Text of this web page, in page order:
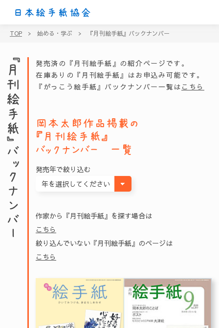
日本絵手紙協会
TOP > 始める・学ぶ > 『月刊絵手紙』バックナンバー
『月刊絵手紙』バックナンバー
発売済の『月刊絵手紙』の紹介ページです。
在庫ありの『月刊絵手紙』はお申込み可能です。
『がっこう絵手紙』バックナンバー一覧は こちら
岡本太郎 作品掲載の
『月刊絵手紙』
バックナンバー 一覧
発売年で絞り込む
作家から『月刊絵手紙』を探す場合は
こちら
絞り込んでいない『月刊絵手紙』のページは
こちら